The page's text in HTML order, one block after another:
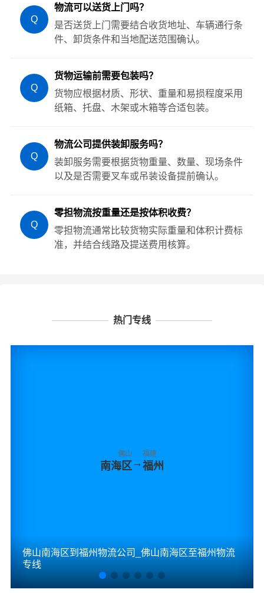
Q
物流可以送货上门吗？
是否送货上门需要结合收货地址、车辆通行条
件、卸货条件和当地配送范围确认。
Q
货物运输前需要包装吗？
货物应根据材质、形状、重量和易损程度采用
纸箱、托盘、木架或木箱等合适包装。
Q
物流公司提供装卸服务吗？
装卸服务需要根据货物重量、数量、现场条件
以及是否需要叉车或吊装设备提前确认。
Q
零担物流按重量还是按体积收费？
零担物流通常比较货物实际重量和体积计费标
准，并结合线路及提送费用核算。
热门专线
佛山
南海区→
福建
福州
佛山南海区到福州物流公司_佛山南海区至福州物流
专线